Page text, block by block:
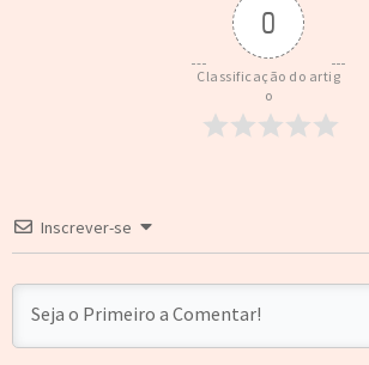
0
Classificação do artig
o
Inscrever-se